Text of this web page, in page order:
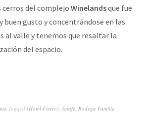
cerros del complejo Winelandsque fue
buen gusto y concentrándose en las
al valle y tenemos que resaltar la
del espacio.
Tagged (Hotel Fierro), Anafe, Bodega Familia